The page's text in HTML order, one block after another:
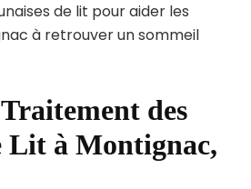
de lit pour aider les
à retrouver un sommeil
des
Lit à Montignac,